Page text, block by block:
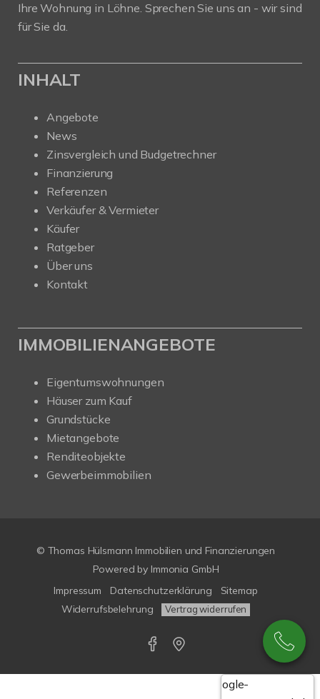
Ihre Wohnung in Löhne. Sprechen Sie uns an - wir sind
für Sie da.
INHALT
Angebote
News
Zinsvergleich und Budgetrechner
Finanzierung
Referenzen
Verkäufer & Vermieter
Käufer
Ratgeber
Über uns
Kontakt
IMMOBILIENANGEBOTE
Eigentumswohnungen
Häuser zum Kauf
Grundstücke
Mietangebote
Renditeobjekte
Gewerbeimmobilien
© Thomas Hülsmann Immobilien und Finanzierungen
Powered by Immonia GmbH
Impressum
Datenschutzerklärung
Sitemap
Widerrufsbelehrung
Vertrag widerrufen
Google-